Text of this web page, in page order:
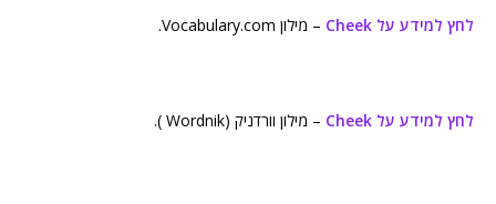
לחץ למידע על Cheek – מילון Vocabulary.com.
לחץ למידע על Cheek – מילון וורדניק (Wordnik ).